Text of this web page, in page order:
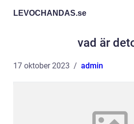
LEVOCHANDAS.se
vad är
17 oktober 2023 admin